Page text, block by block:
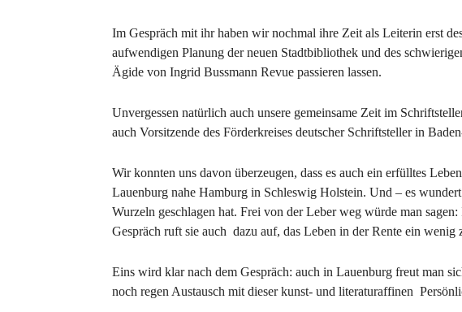
Im Gespräch mit ihr haben wir nochmal ihre Zeit als Leiterin erst
aufwendigen Planung der neuen Stadtbibliothek und des
Ägide von Ingrid Bussmann Revue passieren lassen.
Unvergessen natürlich auch unsere gemeinsame Zeit im
auch Vorsitzende des Förderkreises deutscher Schriftsteller in
Wir konnten uns davon überzeugen, dass es auch ein erfülltes
Lauenburg nahe Hamburg in Schleswig Holstein. Und – es
Wurzeln geschlagen hat. Frei von der Leber weg würde man
Gespräch ruft sie auch dazu auf, das Leben in der Rente ein wenig
Eins wird klar nach dem Gespräch: auch in Lauenburg freut man
noch regen Austausch mit dieser kunst- und literaturaffinen